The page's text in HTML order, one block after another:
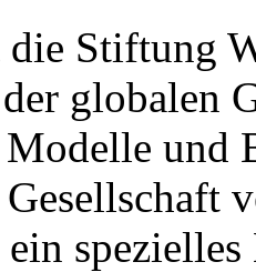
Stiftung
globalen
und